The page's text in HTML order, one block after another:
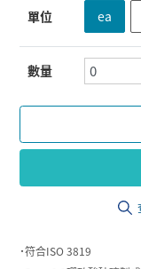
單位 ea
數量
˙符合ISO 3819